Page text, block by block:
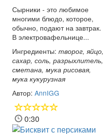
Сырники - это любимое
многими блюдо, которое,
обычно, подают на завтрак.
В электровафельнице...
Ингредиенты: творог, яйцо,
сахар, соль, разрыхлитель,
сметана, мука рисовая,
мука кукурузная
Автор: AnnIGG
0:30